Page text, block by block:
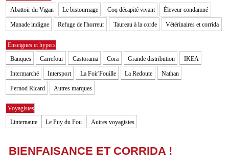
Abattoir du Vigan Le bistournage Coq décapité vivant Éleveur condamné
Manade indigne Refuge de l'horreur Taureau à la corde Vétérinaires et corrida
Enseignes et hypers
Banques Carrefour Castorama Cora Grande distribution IKEA
Intermarché Intersport La Foir'Fouille La Redoute Nathan
Pernod Ricard Autres marques
Voyagistes
Linternaute Le Puy du Fou Autres voyagistes
BIENFAISANCE ET CORRIDA !